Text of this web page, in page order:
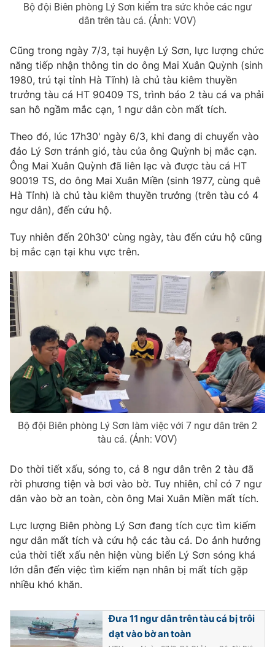
Vươn mình bằng AI
VTV9 VTV8
Liên hệ tòa soạn English
THỜI BÁO VTV
Theo dõi báo trên
Cơ quan chủ quản:Đài Truyền hình Việt Nam
Giấy phép hoạt động báo in và báo điện tử số 483/GP-BTTTT
cấp ngày 29/12/2023
Tổng Biên tập:
Vũ Thanh Thủy
Phó Tổng Biên tập:Nguyễn Thị Mỹ Hạnh, Phạm Quốc Thắng,
Nguyễn Trọng Ninh
Tổng đài VTV:024.38 355 931 - 024.38 355 932
Ðiện thoại Thời báo VTV:024.66 897 897
toasoan@vtv.vn
Liên hệ quảng cáo:024-7300.7108
® Cấm sao chép dưới mọi hình thức nếu không có sự chấp
thông tin từ website này.
Bộ đội Biên phòng Lý Sơn kiểm tra sức khỏe các ngư
dân trên tàu cá. (Ảnh: VOV)
Cũng trong ngày 7/3, tại huyện Lý Sơn, lực lượng chức
năng tiếp nhận thông tin do ông Mai Xuân Quỳnh (sinh
1980, trú tại tỉnh Hà Tĩnh) là chủ tàu kiêm thuyền
trưởng tàu cá HT 90409 TS, trình báo 2 tàu cá va phải
san hô ngầm mắc cạn, 1 ngư dân còn mất tích.
Theo đó, lúc 17h30' ngày 6/3, khi đang di chuyển vào
đảo Lý Sơn tránh gió, tàu của ông Quỳnh bị mắc cạn.
Ông Mai Xuân Quỳnh đã liên lạc và được tàu cá HT
90019 TS, do ông Mai Xuân Miền (sinh 1977, cùng quê
Hà Tỉnh) là chủ tàu kiêm thuyền trưởng (trên tàu có 4
ngư dân), đến cứu hộ.
Tuy nhiên đến 20h30' cùng ngày, tàu đến cứu hộ cũng
bị mắc cạn tại khu vực trên.
Bộ đội Biên phòng Lý Sơn làm việc với 7 ngư dân trên 2
tàu cá. (Ảnh: VOV)
Do thời tiết xấu, sóng to, cả 8 ngư dân trên 2 tàu đã
rời phương tiện và bơi vào bờ. Tuy nhiên, chỉ có 7 ngư
dân vào bờ an toàn, còn ông Mai Xuân Miền mất tích.
Lực lượng Biên phòng Lý Sơn đang tích cực tìm kiếm
ngư dân mất tích và cứu hộ các tàu cá. Do ảnh hưởng
của thời tiết xấu nên hiện vùng biển Lý Sơn sóng khá
lớn dẫn đến việc tìm kiếm nạn nhân bị mất tích gặp
nhiều khó khăn.
Đưa 11 ngư dân trên tàu cá bị trôi
dạt vào bờ an toàn